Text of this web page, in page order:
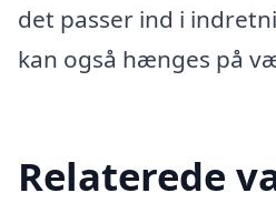
det passer ind i
kan også hænges på
Relaterede